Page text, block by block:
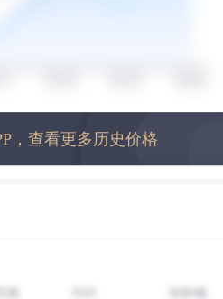
，查看更多历史价格